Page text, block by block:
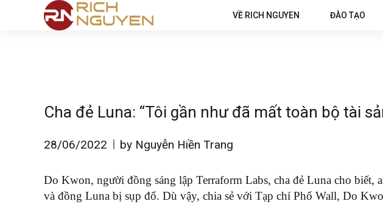
VỀ RICH NGUYEN ĐÀO TẠO
Cha đẻ Luna: “Tôi gần như đã mất toàn bộ tài
28/06/2022 by Nguyễn Hiền Trang
Do Kwon, người đồng sáng lập Terraform Labs, cha đẻ Luna cho biết,
và đồng Luna bị sụp đổ. Dù vậy, chia sẻ với Tạp chí Phố Wall, Do